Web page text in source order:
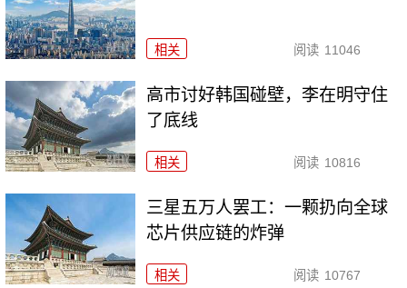
相关 阅读 11046
高市讨好韩国碰壁，李在明守住
了底线
相关 阅读 10816
三星五万人罢工：一颗扔向全球
芯片供应链的炸弹
相关 阅读 10767